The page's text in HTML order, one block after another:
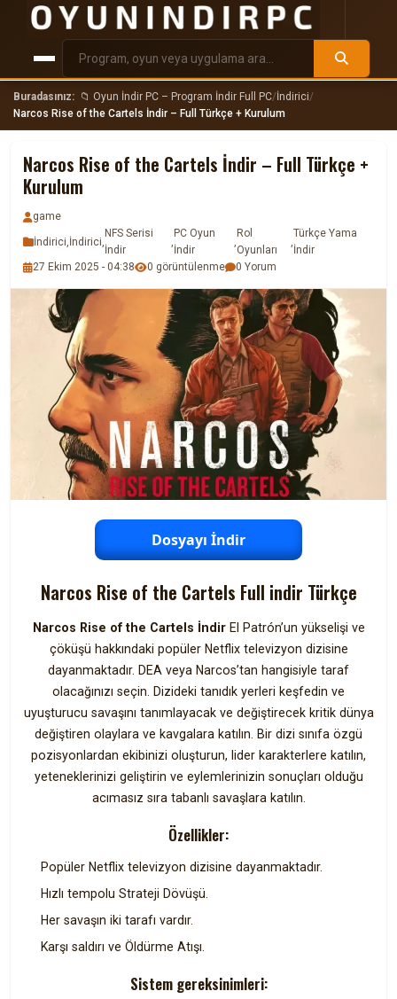
Buradasınız: 📁 Oyun İndir PC – Program İndir Full PC/İndirici/
Narcos Rise of the Cartels İndir – Full Türkçe + Kurulum
Narcos Rise of the Cartels İndir – Full Türkçe +
Kurulum
game
İndirici İndirici
NFS Serisi
İndir
PC Oyun
İndir
Rol
Oyunları
Türkçe Yama
İndir
27 Ekim 2025 - 04:38
0 görüntülenme 0 Yorum
Dosyayı İndir
Narcos Rise of the Cartels Full indir Türkçe
Narcos Rise of the Cartels İndir El Patrón’un yükselişi ve
çöküşü hakkındaki popüler Netflix televizyon dizisine
dayanmaktadır. DEA veya Narcos’tan hangisiyle taraf
olacağınızı seçin. Dizideki tanıdık yerleri keşfedin ve
uyuşturucu savaşını tanımlayacak ve değiştirecek kritik dünya
değiştiren olaylara ve kavgalara katılın. Bir dizi sınıfa özgü
pozisyonlardan ekibinizi oluşturun, lider karakterlere katılın,
yeteneklerinizi geliştirin ve eylemlerinizin sonuçları olduğu
acımasız sıra tabanlı savaşlara katılın.
Özellikler:
Popüler Netflix televizyon dizisine dayanmaktadır.
Hızlı tempolu Strateji Dövüşü.
Her savaşın iki tarafı vardır.
Karşı saldırı ve Öldürme Atışı.
Sistem gereksinimleri: